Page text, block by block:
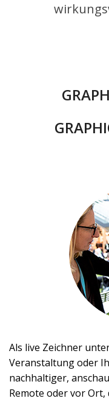
Als live Zeichner
Veranstaltung oder
nachhaltiger,
Remote oder vor